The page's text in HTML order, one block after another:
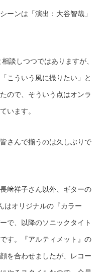
ンは「演出：大谷智哉」
談しつつではありますが、
こういう風に撮りたい」と
ので、そういう点はオンラ
います。
んで揃うのは久しぶりで
﨑祥子さん以外、ギターの
はオリジナルの『カラー
で、以降のソニックタイト
す。『アルティメット』の
を合わせましたが、レコー